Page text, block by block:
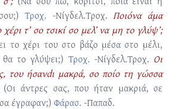
Τροχ. -Νίγδελ.Τροχ. Ποιόνα άμα
τ’ σο τσικί σο μελ’ να μη το γλύψ’;
το χέρι του στο βάζο μέσα στο μέλι,
το γλύψει;) Τροχ. -Νίγδελ.Τροχ. Οι
του ήσανdι μακρά, σο ποίο τη γώσσα
(Οι άντρες σας, που ήταν μακριά, σε
έγραφαν;) Φάρασ. -Παπαδ.